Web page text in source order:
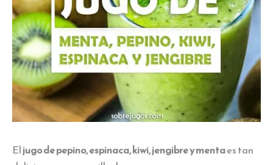
Eljugo de pepino, espinaca, kiwi, jengibre y mentaes tan